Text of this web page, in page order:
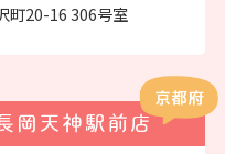
町20-16 306号室